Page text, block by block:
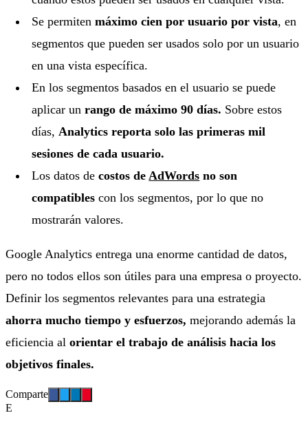
Se permitenmáximo cien por usuario por vista, en
segmentos que pueden ser usados solo por un usuario
en una vista específica.
En los segmentos basados en el usuario se puede
aplicar unrango de máximo 90 días. Sobre estos
días, Analytics reporta solo las primeras mil
sesiones de cada usuario.
Los datos de costos de AdWords no son
compatibles con los segmentos, por lo que no
mostrarán valores.
Google Analytics entrega una enorme cantidad de datos,
pero no todos ellos son útiles para una empresa o proyecto.
Definir los segmentos relevantes para una estrategia
ahorra mucho tiempo y esfuerzos, mejorando además la
eficiencia al orientar el trabajo de análisis hacia los
objetivos finales.
Comparte
E